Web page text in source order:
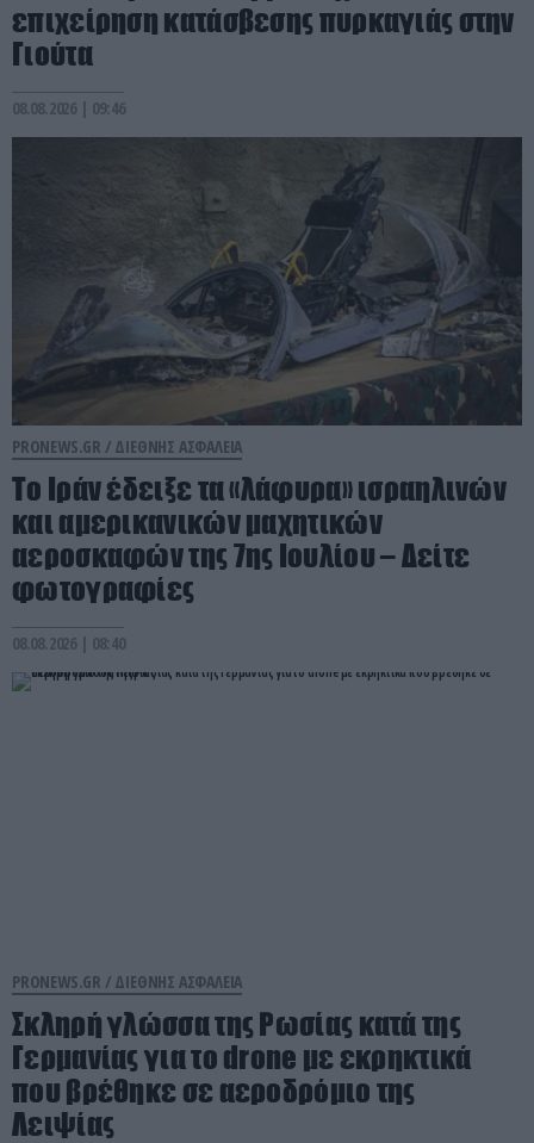
επιχείρηση κατάσβεσης πυρκαγιάς στην
Γιούτα
08.08.2026 | 09:46
PRONEWS.GR / ΔΙΕΘΝΗΣ ΑΣΦΑΛΕΙΑ
Το Ιράν έδειξε τα «λάφυρα» ισραηλινών
και αμερικανικών μαχητικών
αεροσκαφών της 7ης Ιουλίου – Δείτε
φωτογραφίες
08.08.2026 | 08:40
PRONEWS.GR / ΔΙΕΘΝΗΣ ΑΣΦΑΛΕΙΑ
Σκληρή γλώσσα της Ρωσίας κατά της
Γερμανίας για το drone με εκρηκτικά
που βρέθηκε σε αεροδρόμιο της
Λειψίας